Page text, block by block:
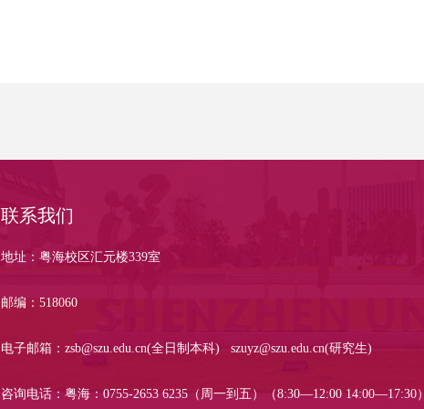
联系我们
地址：粤海校区汇元楼339室
邮编：518060
电子邮箱：zsb@szu.edu.cn(全日制本科) szuyz@szu.edu.cn(研究生)
咨询电话：粤海：0755-2653 6235（周一到五）（8:30—12:00 14:00—17:30